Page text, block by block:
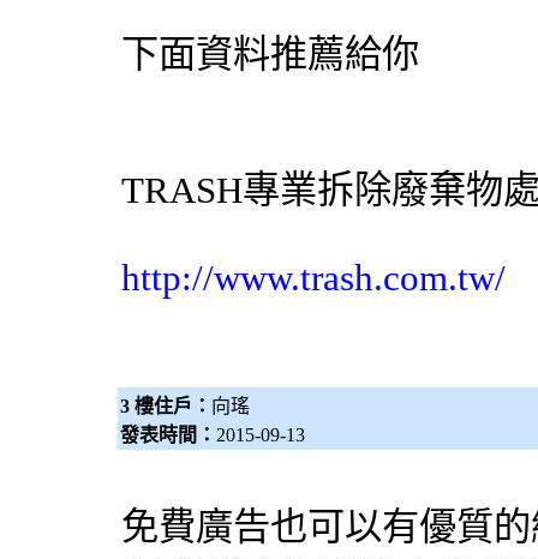
下面資料推薦給你
TRASH專業拆除廢棄物
http://www.trash.com.tw/
3 樓住戶： 向瑤
發表時間： 2015-09-13
免費廣告也可以有優質